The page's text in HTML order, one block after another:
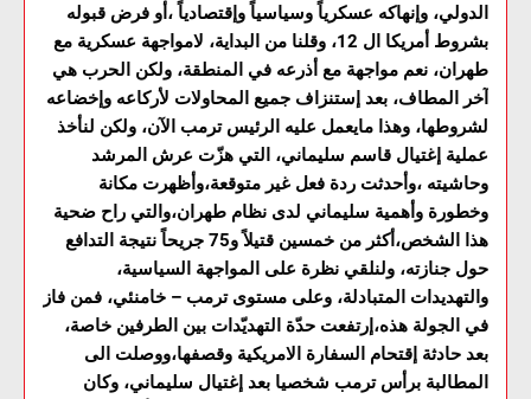
الدولي، وإنهاكه عسكرياً وسياسياً وإقتصادياً ،أو فرض قبوله
بشروط أمريكا ال 12، وقلنا من البداية، لامواجهة عسكرية مع
طهران، نعم مواجهة مع أذرعه في المنطقة، ولكن الحرب هي
آخر المطاف، بعد إستنزاف جميع المحاولات لأركاعه وإخضاعه
لشروطها، وهذا مايعمل عليه الرئيس ترمب الآن، ولكن لنأخذ
عملية إغتيال قاسم سليماني، التي هزّت عرش المرشد
وحاشيته ،وأحدثت ردة فعل غير متوقعة،وأظهرت مكانة
وخطورة وأهمية سليماني لدى نظام طهران،والتي راح ضحية
هذا الشخص،أكثر من خمسين قتيلاً و75 جريحاً نتيجة التدافع
حول جنازته، ولنلقي نظرة على المواجهة السياسية،
والتهديدات المتبادلة، وعلى مستوى ترمب – خامنئي، فمن فاز
في الجولة هذه،إرتفعت حدّة التهديّدات بين الطرفين خاصة،
بعد حادثة إقتحام السفارة الامريكية وقصفها،ووصلت الى
المطالبة برأس ترمب شخصيا بعد إغتيال سليماني، وكان